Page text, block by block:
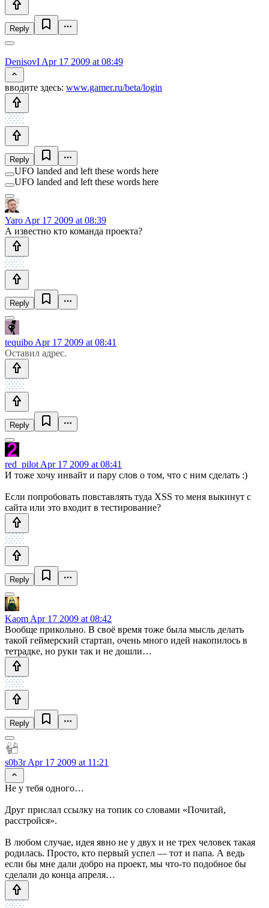
Reply
DenisovI Apr 17 2009 at 08:49
вводите здесь: www.gamer.ru/beta/login
Reply
UFO landed and left these words here
UFO landed and left these words here
Yaro Apr 17 2009 at 08:39
А известно кто команда проекта?
Reply
tequibo Apr 17 2009 at 08:41
Оставил адрес.
Reply
red_pilot Apr 17 2009 at 08:41
И тоже хочу инвайт и пару слов о том, что с ним сделать :)
Если попробовать повставлять туда XSS то меня выкинут с
сайта или это входит в тестирование?
Reply
Kaom Apr 17 2009 at 08:42
Вообще прикольно. В своё время тоже была мысль делать
такой геймерский стартап, очень много идей накопилось в
тетрадке, но руки так и не дошли…
Reply
s0b3rApr 17 2009 at 11:21
Не у тебя одного…
Друг прислал ссылку на топик со словами «Почитай,
расстройся».
В любом случае, идея явно не у двух и не трех человек такая
родилась. Просто, кто первый успел — тот и папа. А ведь
если бы мне дали добро на проект, мы что-то подобное бы
сделали до конца апреля…